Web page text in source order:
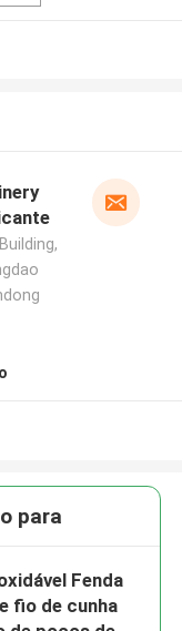
para
Fenda
fio de cunha